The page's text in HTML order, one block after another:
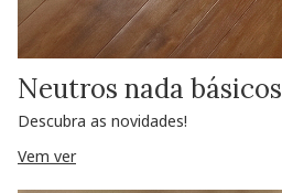
Neutros nada básicos
Descubra as novidades!
Vem ver